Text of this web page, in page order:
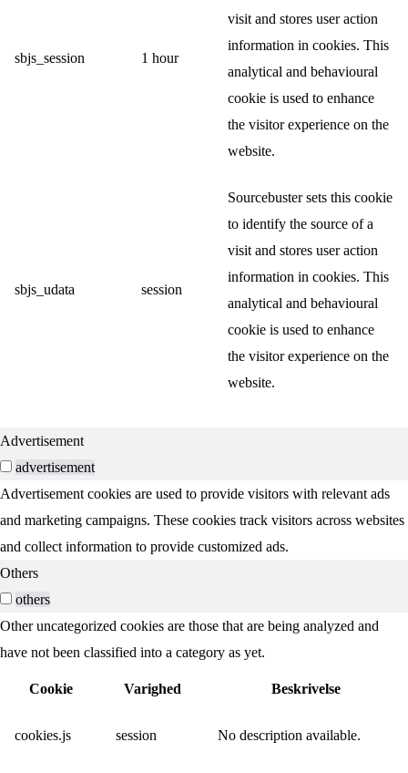
sbjs_session 1 hour
visit and stores user action
information in cookies. This
analytical and behavioural
cookie is used to enhance
the visitor experience on the
website.
sbjs_udata session
Sourcebuster sets this cookie
to identify the source of a
visit and stores user action
information in cookies. This
analytical and behavioural
cookie is used to enhance
the visitor experience on the
website.
Advertisement
advertisement
Advertisement cookies are used to provide visitors with relevant ads
and marketing campaigns. These cookies track visitors across websites
and collect information to provide customized ads.
Others
others
Other uncategorized cookies are those that are being analyzed and
have not been classified into a category as yet.
Cookie Varighed Beskrivelse
cookies.js session No description available.